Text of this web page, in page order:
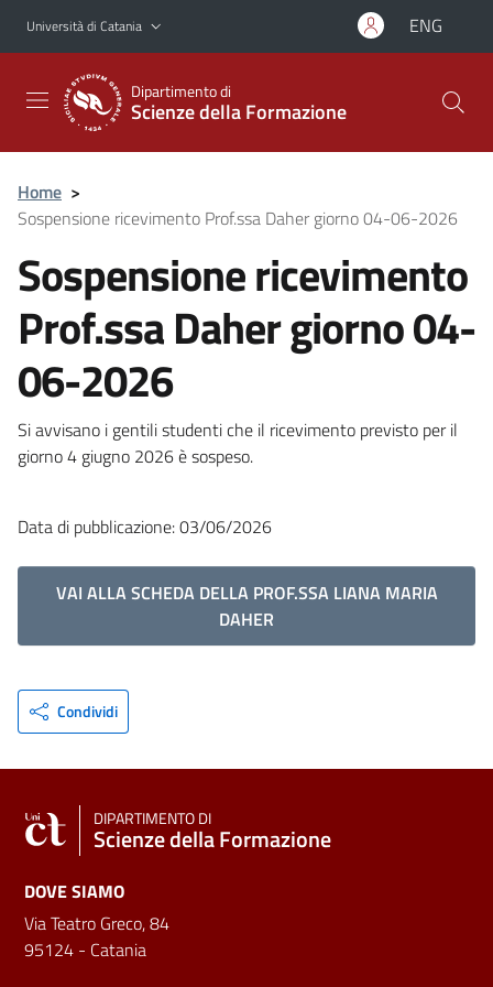
Vai al contenuto principale
Vai al menu di navigazione
Università di Catania ENG
Dipartimento di
Scienze della Formazione
Home >
Sospensione ricevimento Prof.ssa Daher giorno 04-06-2026
Sospensione ricevimento
Prof.ssa Daher giorno 04-
06-2026
Si avvisano i gentili studenti che il ricevimento previsto per il
giorno 4 giugno 2026 è sospeso.
Data di pubblicazione: 03/06/2026
VAI ALLA SCHEDA DELLA PROF.SSA LIANA MARIA
DAHER
Condividi
DIPARTIMENTO DI
Scienze della Formazione
DOVE SIAMO
Via Teatro Greco, 84
95124 - Catania